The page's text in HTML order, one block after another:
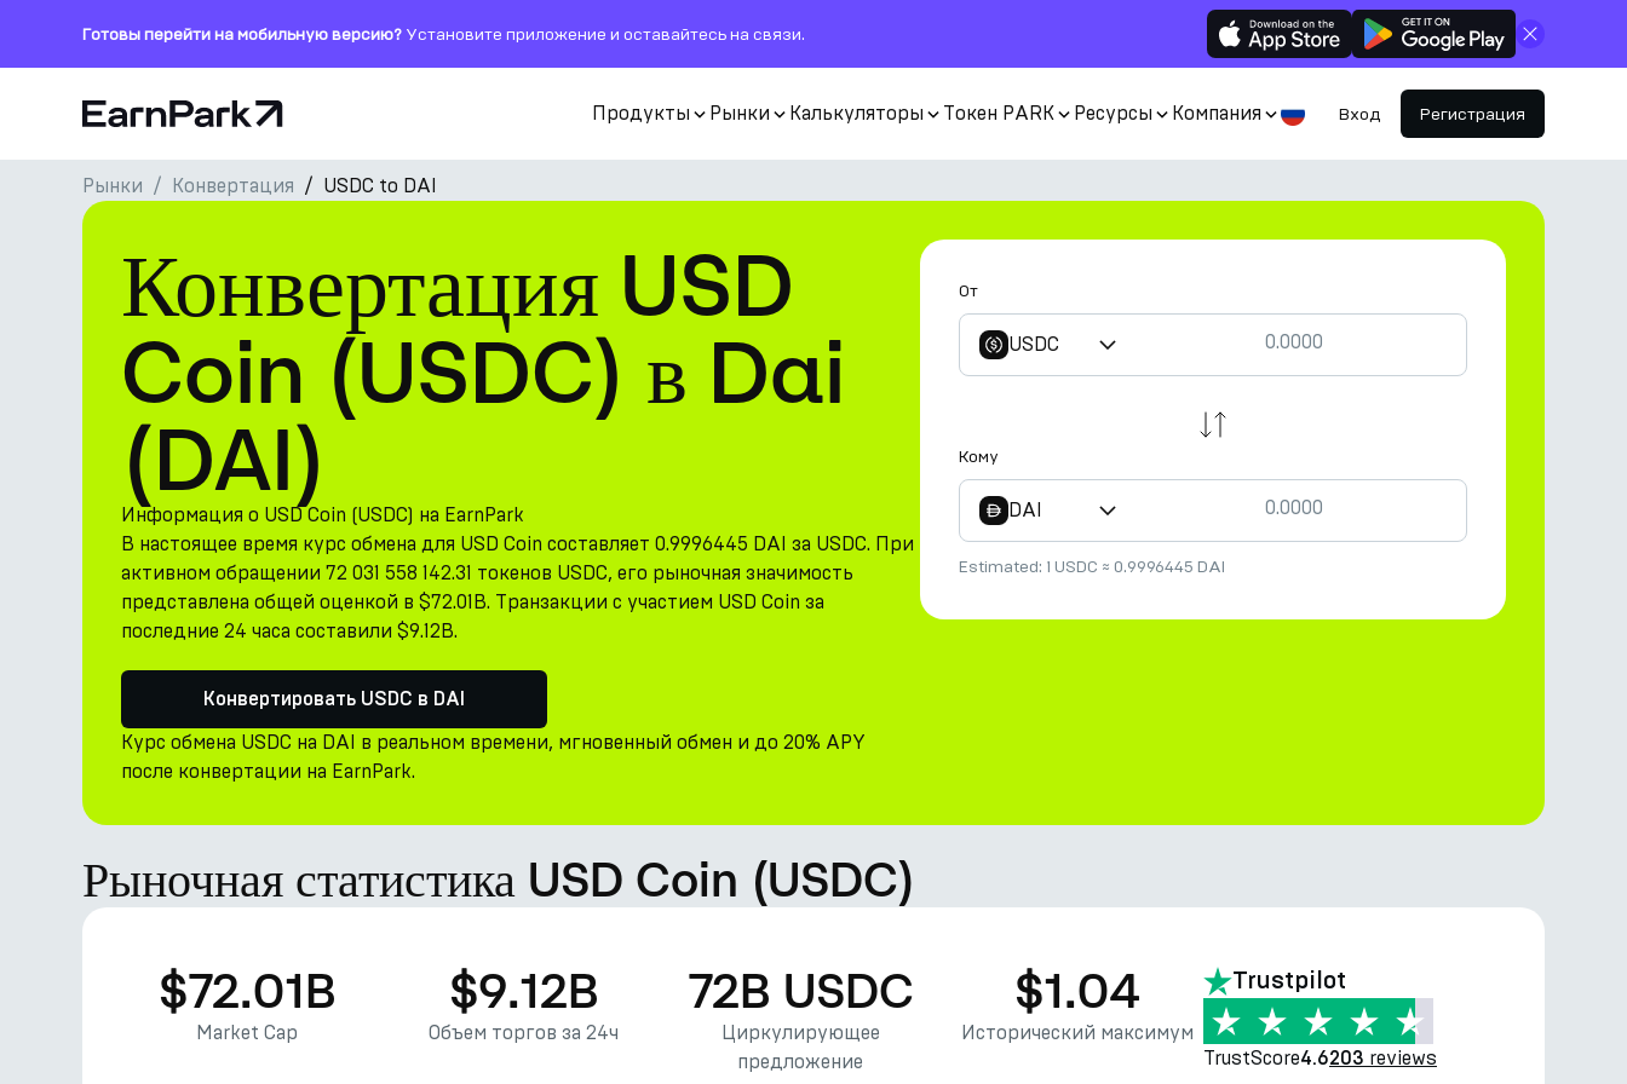
Готовы перейти на мобильную версию? Установите приложение и оставайтесь на связи. Закрыть
Главная страница Продукты Рынки Калькуляторы Токен PARK Ресурсы Компания Вход Регистрация
Продукты
Рынки
Калькуляторы
Токен PARK
Ресурсы
Компания
Рынки Конвертация USDC to DAI
Конвертация USD
Coin (USDC) в Dai
(DAI)
Информация о USD Coin (USDC) на EarnPark
В настоящее время курс обмена для USD Coin составляет 0.9996445 DAI за USDC. При
активном обращении 72 031 558 142.31 токенов USDC, его рыночная значимость
представлена общей оценкой в $72.01B. Транзакции с участием USD Coin за
последние 24 часа составили $9.12B.
Конвертировать USDC в DAI
Курс обмена USDC на DAI в реальном времени, мгновенный обмен и до 20% APY
после конвертации на EarnPark.
От
USDC
Кому
DAI
Estimated: 1 USDC ≈ 0.9996445 DAI
Рыночная статистика USD Coin (USDC)
$72.01B
Market Cap
$9.12B
Объем торгов за 24ч
72B USDC
Циркулирующее
предложение
$1.04
Исторический максимум
Trustpilot
TrustScore4.6203 reviews